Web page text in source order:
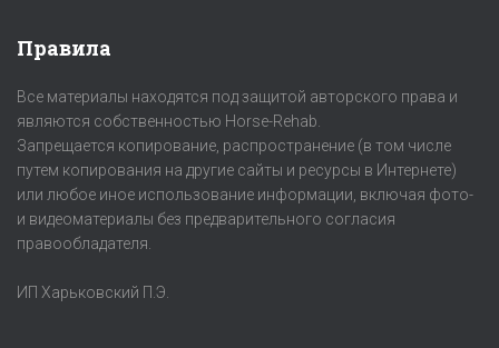
Правила
Все материалы находятся под защитой авторского права и
являются собственностью Horse-Rehab.
Запрещается копирование, распространение (в том числе
путем копирования на другие сайты и ресурсы в Интернете)
или любое иное использование информации, включая фото-
и видеоматериалы без предварительного согласия
правообладателя.
ИП Харьковский П.Э.